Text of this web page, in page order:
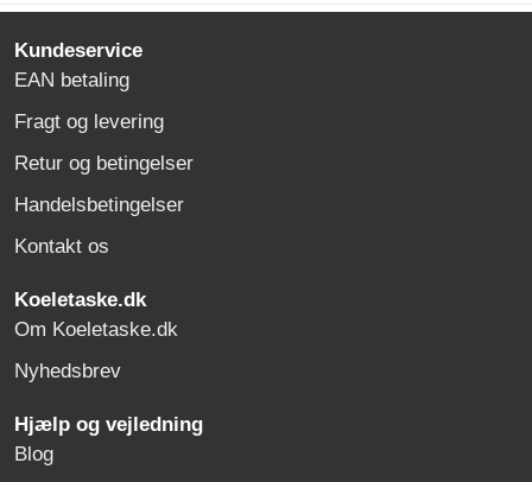
Kundeservice
EAN betaling
Fragt og levering
Retur og betingelser
Handelsbetingelser
Kontakt os
Koeletaske.dk
Om Koeletaske.dk
Nyhedsbrev
Hjælp og vejledning
Blog